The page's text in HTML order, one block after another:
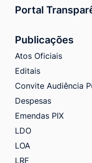
Portal
Publicações
Atos Oficiais
Editais
Convite Audiência
Despesas
Emendas PIX
LDO
LOA
LRF